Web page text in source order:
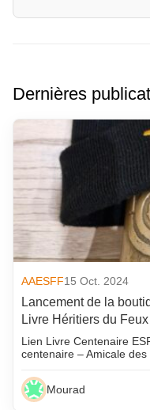
Dernières
AAESFF15 Oct. 2024
Lancement de la
Livre Héritiers du Feux
Lien Livre Centenaire
centenaire – Amicale
Mourad